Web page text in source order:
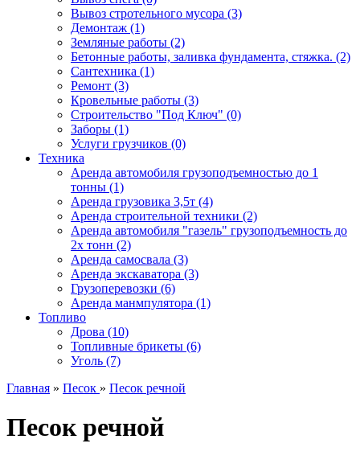
Вывоз стротельного мусора (3)
Демонтаж (1)
Земляные работы (2)
Бетонные работы, заливка фундамента, стяжка. (2)
Сантехника (1)
Ремонт (3)
Кровельные работы (3)
Строительство "Под Ключ" (0)
Заборы (1)
Услуги грузчиков (0)
Техника
Аренда автомобиля грузоподъемностью до 1
тонны (1)
Аренда грузовика 3,5т (4)
Аренда строительной техники (2)
Аренда автомобиля "газель" грузоподъемность до
2х тонн (2)
Аренда самосвала (3)
Аренда экскаватора (3)
Грузоперевозки (6)
Аренда манмпулятора (1)
Топливо
Дрова (10)
Топливные брикеты (6)
Уголь (7)
Главная » Песок » Песок речной
Песок речной